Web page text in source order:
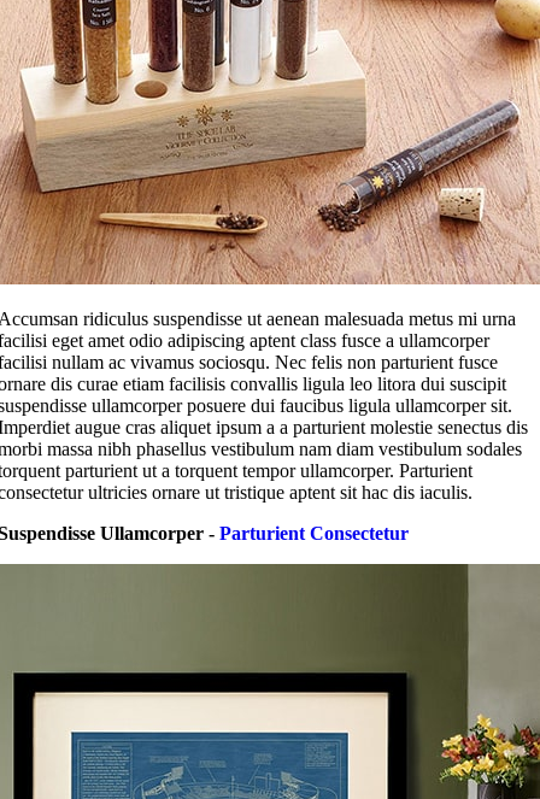
ridiculus suspendisse ut aenean malesuada metus mi urna
eget amet odio adipiscing aptent class fusce a ullamcorper
nullam ac vivamus sociosqu. Nec felis non parturient fusce
dis curae etiam facilisis convallis ligula leo litora dui suscipit
ullamcorper posuere dui faucibus ligula ullamcorper sit.
augue cras aliquet ipsum a a parturient molestie senectus dis
massa nibh phasellus vestibulum nam diam vestibulum sodales
parturient ut a torquent tempor ullamcorper. Parturient
ultricies ornare ut tristique aptent sit hac dis iaculis.
Ullamcorper - Parturient Consectetur